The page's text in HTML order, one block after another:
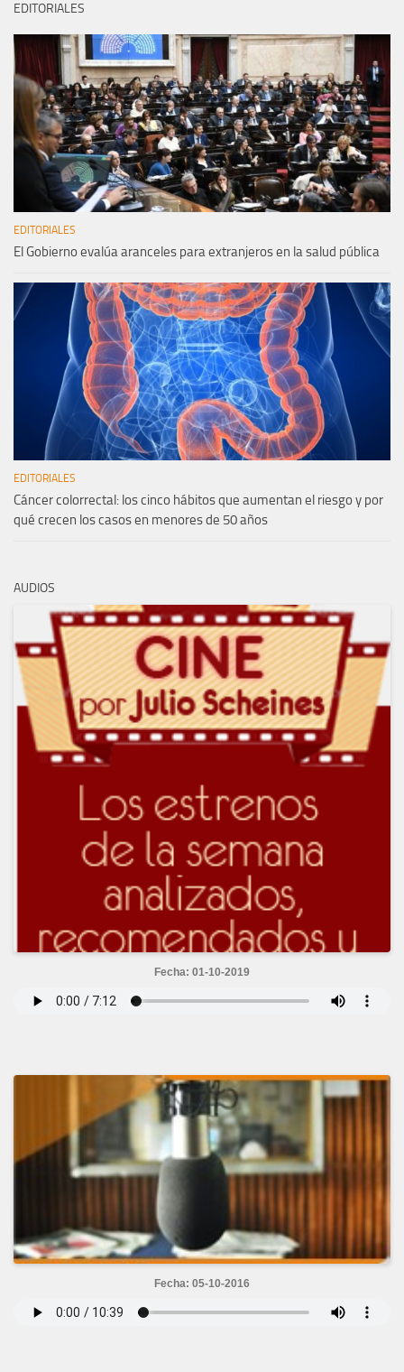
EDITORIALES
EDITORIALES
El Gobierno evalúa aranceles para extranjeros en la salud pública
EDITORIALES
Cáncer colorrectal: los cinco hábitos que aumentan el riesgo y por
qué crecen los casos en menores de 50 años
AUDIOS
Fecha: 01-10-2019
Fecha: 05-10-2016